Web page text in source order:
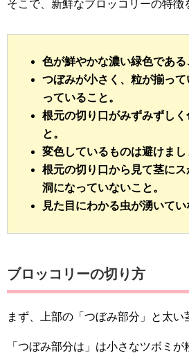
そこで、新鮮なブロッコリーの特徴
色が鮮やかな濃い緑色である
つぼみが小さく、粒が揃っ
っていること。
根元の切り口がみずみずしく
と。
変色しているものは避けまし
根元の切り口から見て茎に
洞になっていないこと。
見た目にわかる虫が湧いてい
ブロッコリーの切り方
まず、上部の「つぼみ部分」と太い
「つぼみ部分は」は小さなツボミ